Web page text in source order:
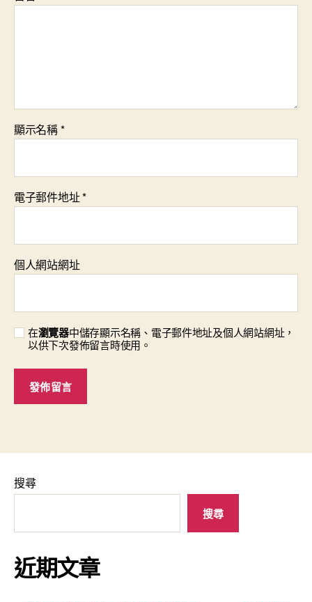
顯示名稱*
電子郵件地址*
個人網站網址
在瀏覽器中儲存顯示名稱、電子郵件地址及個人網站網址，
以供下次發佈留言時使用。
搜尋
搜尋
近期文章